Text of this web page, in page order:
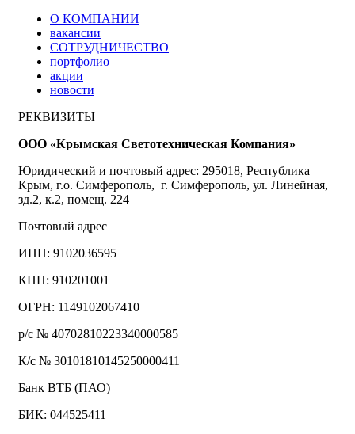
О КОМПАНИИ
вакансии
СОТРУДНИЧЕСТВО
портфолио
акции
новости
РЕКВИЗИТЫ
ООО «Крымская Светотехническая Компания»
Юридический и почтовый адрес: 295018, Республика
Крым, г.о. Симферополь, г. Симферополь, ул. Линейная,
зд.2, к.2, помещ. 224
Почтовый адрес
ИНН: 9102036595
КПП: 910201001
ОГРН: 1149102067410
р/с № 40702810223340000585
К/с № 30101810145250000411
Банк ВТБ (ПАО)
БИК: 044525411